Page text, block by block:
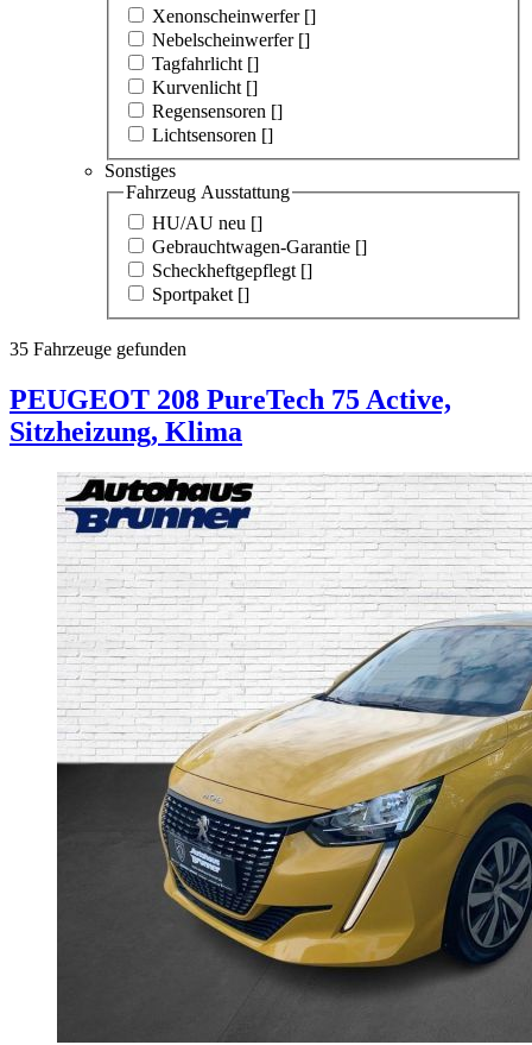
Xenonscheinwerfer []
Nebelscheinwerfer []
Tagfahrlicht []
Kurvenlicht []
Regensensoren []
Lichtsensoren []
Sonstiges
Fahrzeug Ausstattung
HU/AU neu []
Gebrauchtwagen-Garantie []
Scheckheftgepflegt []
Sportpaket []
35 Fahrzeuge gefunden
PEUGEOT 208 PureTech 75 Active,
Sitzheizung, Klima